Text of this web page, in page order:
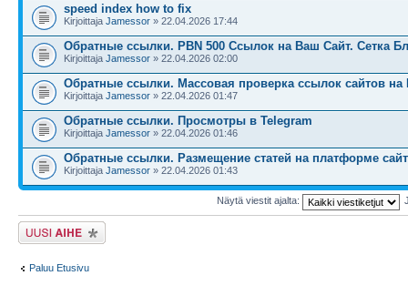
speed index how to fix
Kirjoittaja Jamessor » 22.04.2026 17:44
Обратные ссылки. PBN 500 Ссылок на Ваш Сайт. Сетка
Kirjoittaja Jamessor » 22.04.2026 02:00
Обратные ссылки. Массовая проверка ссылок сайтов на
Kirjoittaja Jamessor » 22.04.2026 01:47
Обратные ссылки. Просмотры в Telegram
Kirjoittaja Jamessor » 22.04.2026 01:46
Обратные ссылки. Размещение статей на платформе
Kirjoittaja Jamessor » 22.04.2026 01:43
Näytä viestit ajalta:
Lähetä uusi viesti
Paluu Etusivu